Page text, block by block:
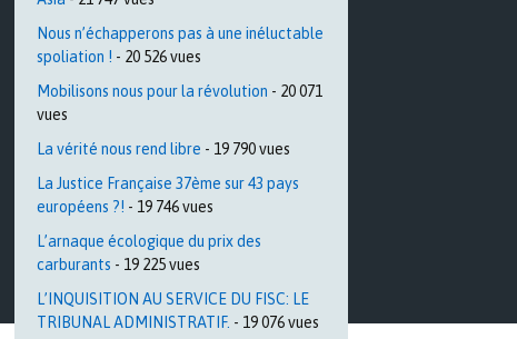
Nous n’échapperons pas à une inéluctable
spoliation ! - 20 526 vues
Mobilisons nous pour la révolution - 20 071
vues
La vérité nous rend libre - 19 790 vues
La Justice Française 37ème sur 43 pays
européens ?! - 19 746 vues
L’arnaque écologique du prix des
carburants - 19 225 vues
L’INQUISITION AU SERVICE DU FISC: LE
TRIBUNAL ADMINISTRATIF. - 19 076 vues